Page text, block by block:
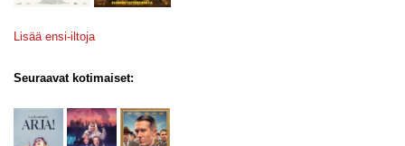
Lisää ensi-iltoja
Seuraavat kotimaiset: